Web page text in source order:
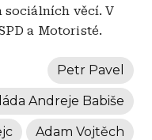
sociálních věcí. V
a Motoristé.
Petr Pavel
Andreje Babiše
Adam Vojtěch